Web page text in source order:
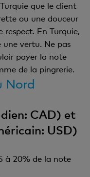
que le client
ou une douceur
respect. En Turquie,
une vertu. Ne pas
payer la note
de la pingrerie.
Nord
CAD) et
USD)
à 20% de la note